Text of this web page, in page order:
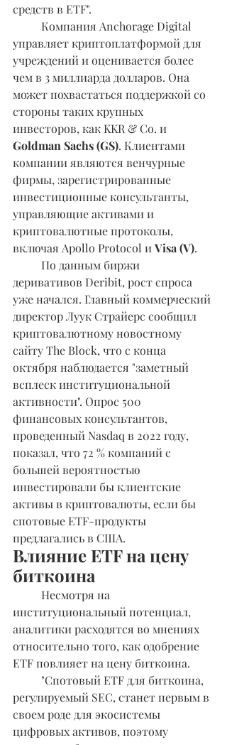
средств в ETF".
управляет криптоплатформой для
учреждений и оценивается более
чем в 3 миллиарда долларов. Она
может похвастаться поддержкой со
стороны таких крупных
инвесторов, как KKR & Co. и
Goldman Sachs (GS). Клиентами
компании являются венчурные
фирмы, зарегистрированные
инвестиционные консультанты,
управляющие активами и
криптовалютные протоколы,
включая Apollo Protocol и Visa (V).
деривативов Deribit, рост спроса
уже начался. Главный коммерческий
директор Луук Страйерс сообщил
криптовалютному новостному
сайту The Block, что с конца
октября наблюдается "заметный
всплеск институциональной
активности". Опрос 500
финансовых консультантов,
проведенный Nasdaq в 2022 году,
показал, что 72 % компаний с
большей вероятностью
инвестировали бы клиентские
активы в криптовалюты, если бы
спотовые ETF-продукты
предлагались в США.
Влияние ETF на цену
биткоина
институциональный потенциал,
аналитики расходятся во мнениях
относительно того, как одобрение
ETF повлияет на цену биткоина.
регулируемый SEC, станет первым в
своем роде для экосистемы
цифровых активов, поэтому